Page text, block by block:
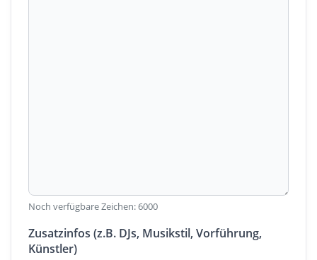
Noch verfügbare Zeichen:6000
Zusatzinfos (z.B. DJs, Musikstil, Vorführung,
Künstler)